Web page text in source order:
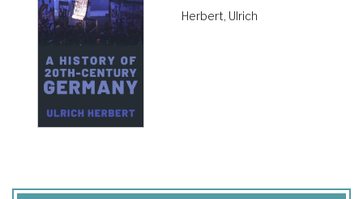
Herbert, Ulrich